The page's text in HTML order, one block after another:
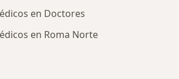
en Doctores
en Roma Norte